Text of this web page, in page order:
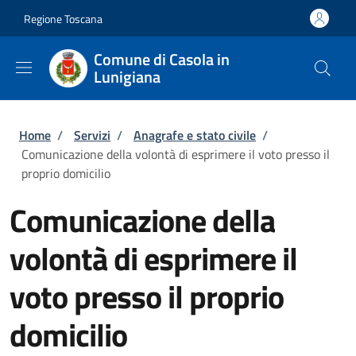
Regione Toscana
Comune di Casola in
Lunigiana
Briciole di pane
Home / Servizi / Anagrafe e stato civile /
Comunicazione della volontà di esprimere il voto presso il
proprio domicilio
Comunicazione della
volontà di esprimere il
voto presso il proprio
domicilio